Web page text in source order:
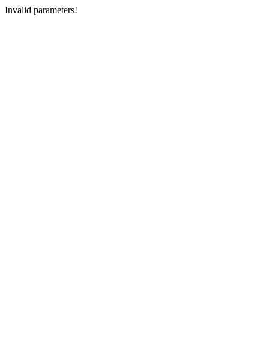
Invalid parameters!